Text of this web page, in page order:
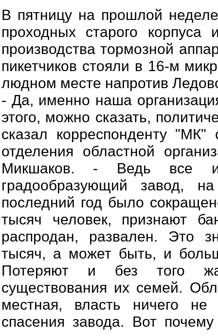
В пятницу на прошлой
проходных старого
производства тормозной
пикетчиков стояли в 16-м
людном месте напротив
- Да, именно наша
этого, можно сказать,
сказал корреспонденту "МК"
отделения областной
Микшаков. - Ведь все
градообразующий завод,
последний год было
тысяч человек, признают
распродан, развален. Это
тысяч, а может быть, и
Потеряют и без того
существования их семей.
местная, власть ничего не
спасения завода. Вот